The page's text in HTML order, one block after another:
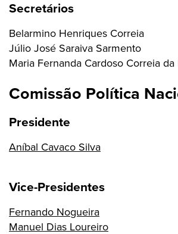
Secretários
Belarmino Henriques Correia
Júlio José Saraiva Sarmento
Maria Fernanda Cardoso Correia
Comissão Política
Presidente
Aníbal Cavaco Silva
Vice-Presidentes
Fernando Nogueira
Manuel Dias Loureiro